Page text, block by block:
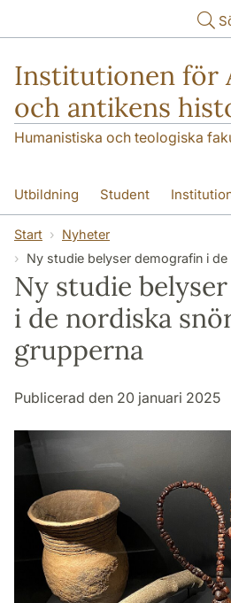
Institutionen för
och antikens
Humanistiska och teologiska
Utbildning Student
Forskning Kontakt
Start
Nyheter
Ny studie belyser demografin i de
Ny studie
i de nordiska
grupperna
Publicerad den 20 januari 2025